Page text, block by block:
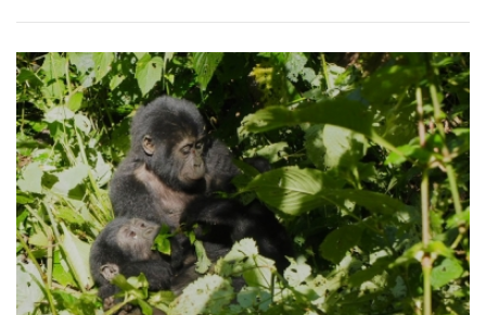
ค้นหา
SHARE TWEET LINE EMAIL